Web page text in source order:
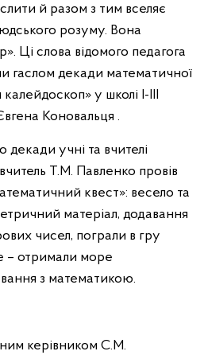
й разом з тим вселяє
розуму. Вона
Ці слова відомого педагога
гаслом декади математичної
у школі І-ІІІ
Коновальця .
учні та вчителі
Т.М. Павленко провів
квест»: весело та
матеріал, додавання
чисел, пограли в гру
– отримали море
з математикою.
керівником С.М.